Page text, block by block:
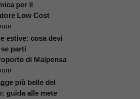
per il
Low Cost
estive: cosa devi
parti
di Malpensa
più belle del
guida alle mete